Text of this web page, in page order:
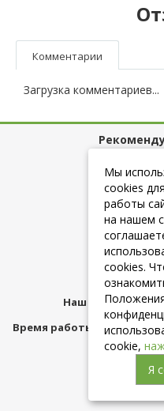
Комментарии
Загрузка комментариев...
+7
Наш адрес:
Время работы магазина:с
Мы
cookies
работы
на нашем
cookies.
cookie,
Я